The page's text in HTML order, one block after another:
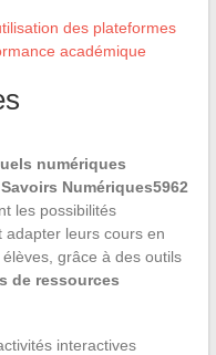
des plateformes
académique
numériques
Savoirs Numériques5962
les possibilités
adapter leurs cours en
grâce à des outils
de ressources
interactives